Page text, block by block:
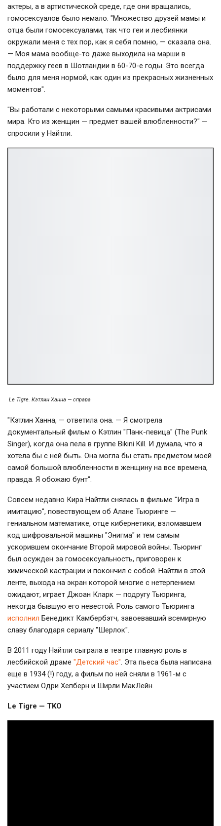
актеры, а в артистической среде, где они вращались,
гомосексуалов было немало. "Множество друзей мамы и
отца были гомосексуалами, так что геи и лесбиянки
окружали меня с тех пор, как я себя помню, — сказала она.
— Моя мама вообще-то даже выходила на марши в
поддержку геев в Шотландии в 60-70-е годы. Это всегда
было для меня нормой, как один из прекрасных жизненных
моментов".
"Вы работали с некоторыми самыми красивыми актрисами
мира. Кто из женщин — предмет вашей влюбленности?" —
спросили у Найтли.
Le Tigre. Кэтлин Ханна — справа
"Кэтлин Ханна, — ответила она. — Я смотрела
документальный фильм о Кэтлин "Панк-певица" (The Punk
Singer), когда она пела в группе Bikini Kill. И думала, что я
хотела бы с ней быть. Она могла бы стать предметом моей
самой большой влюбленности в женщину на все времена,
правда. Я обожаю бунт".
Совсем недавно Кира Найтли снялась в фильме "Игра в
имитацию", повествующем об Алане Тьюринге —
гениальном математике, отце кибернетики, взломавшем
код шифровальной машины "Энигма" и тем самым
ускорившем окончание Второй мировой войны. Тьюринг
был осужден за гомосексуальность, приговорен к
химической кастрации и покончил с собой. Найтли в этой
ленте, выхода на экран которой многие с нетерпением
ожидают, играет Джоан Кларк — подругу Тьюринга,
некогда бывшую его невестой. Роль самого Тьюринга
исполнил Бенедикт Камбербэтч, завоевавший всемирную
славу благодаря сериалу "Шерлок".
В 2011 году Найтли сыграла в театре главную роль в
лесбийской драме "Детский час". Эта пьеса была написана
еще в 1934 (!) году, а фильм по ней сняли в 1961-м с
участием Одри Хепберн и Ширли МакЛейн.
Le Tigre — TKO